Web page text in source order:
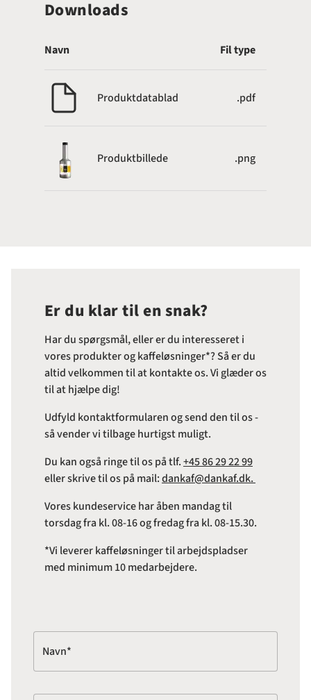
Downloads
Navn Fil type
Produktdatablad .pdf
Produktbillede .png
Er du klar til en snak?
Har du spørgsmål, eller er du interesseret i
vores produkter og kaffeløsninger*? Så er du
altid velkommen til at kontakte os. Vi glæder os
til at hjælpe dig!
Udfyld kontaktformularen og send den til os -
så vender vi tilbage hurtigst muligt.
Du kan også ringe til os på tlf.+45 86 29 22 99
eller skrive til os på mail:dankaf@dankaf.dk.
Vores kundeservice har åben mandag til
torsdag fra kl. 08-16 og fredag fra kl. 08-15.30.
*Vi leverer kaffeløsninger til arbejdspladser
med minimum 10 medarbejdere.
Navn*